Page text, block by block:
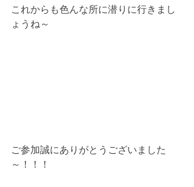
これからも色んな所に潜りに行きまし
ょうね～
ご参加誠にありがとうございました
～！！！